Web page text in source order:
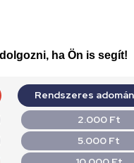
ha Ön is segít!